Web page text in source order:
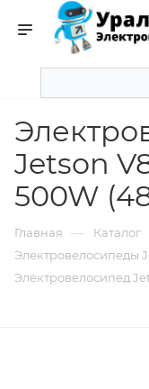
Jetson
500W
Главная — Каталог
Электровелосипеды
Электровелосипед